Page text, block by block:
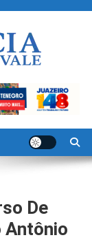
De
Antônio